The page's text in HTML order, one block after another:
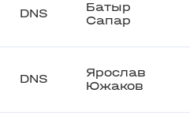
DNS
Батыр
Сапар
DNS
Ярослав
Южаков